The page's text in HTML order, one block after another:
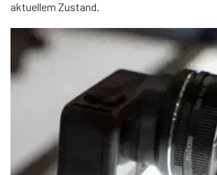
aktuellem Zustand.